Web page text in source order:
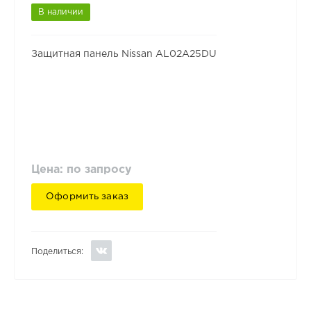
В наличии
Защитная панель Nissan AL02A25DU
Цена: по запросу
Оформить заказ
Поделиться: